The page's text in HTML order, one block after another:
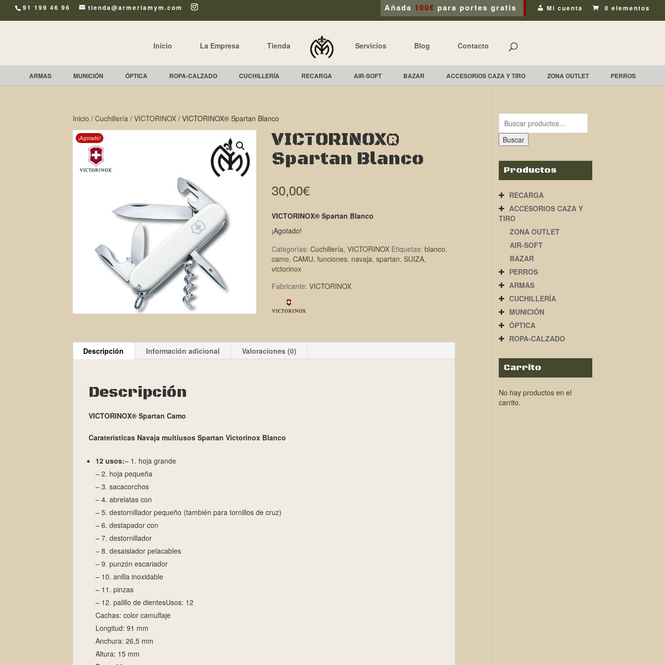
91 199 46 96 tienda@armeriamym.com Añada 100€ para portes gratis Mi cuenta 0 elementos
Inicio La Empresa Tienda Servicios Blog Contacto
ARMAS MUNICIÓN ÓPTICA ROPA-CALZADO CUCHILLERÍA RECARGA AIR-SOFT BAZAR ACCESORIOS CAZA Y TIRO ZONA OUTLET PERROS
Inicio / Cuchillería / VICTORINOX / VICTORINOX® Spartan Blanco
¡Agotado!
VICTORINOX®
Spartan Blanco
30,00€
VICTORINOX® Spartan Blanco
¡Agotado!
Categorías: Cuchillería, VICTORINOX Etiquetas: blanco,
camo, CAMU, funciones, navaja, spartan, SUIZA,
victorinox
Fabricante: VICTORINOX
Descripción Información adicional Valoraciones (0)
Descripción
VICTORINOX® Spartan Camo
Caraterísticas Navaja multiusos Spartan Victorinox Blanco
12 usos:– 1. hoja grande
– 2. hoja pequeña
– 3. sacacorchos
– 4. abrelatas con
– 5. destornillador pequeño (también para tornillos de cruz)
– 6. destapador con
– 7. destornillador
– 8. desaislador pelacables
– 9. punzón escariador
– 10. anilla inoxidable
– 11. pinzas
– 12. palillo de dientesUsos: 12
Cachas: color camuflaje
Longitud: 91 mm
Anchura: 26,5 mm
Altura: 15 mm
Buscar
Productos
RECARGA
ACCESORIOS CAZA Y
TIRO
ZONA OUTLET
AIR-SOFT
BAZAR
PERROS
ARMAS
CUCHILLERÍA
MUNICIÓN
ÓPTICA
ROPA-CALZADO
Carrito
No hay productos en el
carrito.